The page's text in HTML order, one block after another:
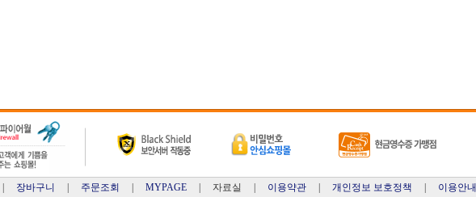
장바구니 주문조회 MYPAGE | 자료실 | 이용약관 개인정보 보호정책 이용안내